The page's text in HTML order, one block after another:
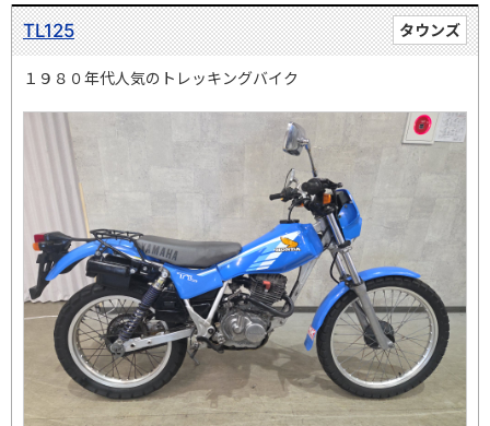
タウンズ
TL125
１９８０年代人気のトレッキングバイク